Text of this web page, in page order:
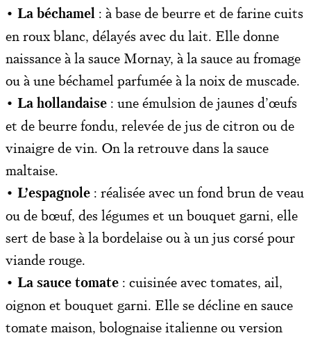
• La béchamel : à base de beurre et de farine cuits
en roux blanc, délayés avec du lait. Elle donne
naissance à la sauce Mornay, à la sauce au fromage
ou à une béchamel parfumée à la noix de muscade.
• La hollandaise : une émulsion de jaunes d’œufs
et de beurre fondu, relevée de jus de citron ou de
vinaigre de vin. On la retrouve dans la sauce
maltaise.
• L’espagnole : réalisée avec un fond brun de veau
ou de bœuf, des légumes et un bouquet garni, elle
sert de base à la bordelaise ou à un jus corsé pour
viande rouge.
• La sauce tomate : cuisinée avec tomates, ail,
oignon et bouquet garni. Elle se décline en sauce
tomate maison, bolognaise italienne ou version